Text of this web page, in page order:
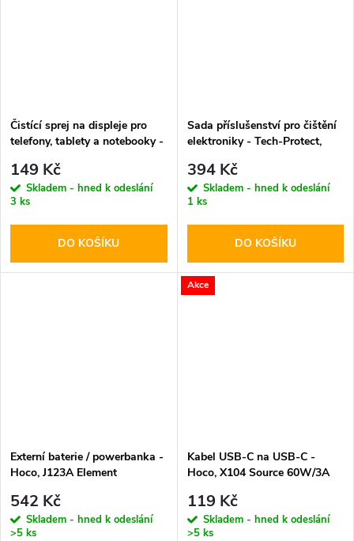
Čistící sprej na displeje pro
telefony, tablety a notebooky -
200ml
149 Kč
Skladem - hned k odeslání
3 ks
DO KOŠÍKU
Sada příslušenství pro čištění
elektroniky - Tech-Protect,
394 Kč
Skladem - hned k odeslání
1 ks
DO KOŠÍKU
Externí baterie / powerbanka -
Hoco, J123A Element
542 Kč
Skladem - hned k odeslání
>5 ks
Akce
Kabel USB-C na USB-C -
Hoco, X104 Source 60W/3A
119 Kč
Skladem - hned k odeslání
>5 ks